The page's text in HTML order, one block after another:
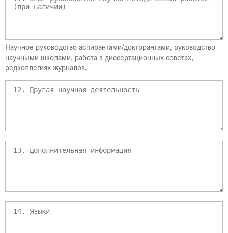
Научное руководство аспирантами/докторантами, руководство
научными школами, работа в диссертационных советах,
редколлегиях журналов.